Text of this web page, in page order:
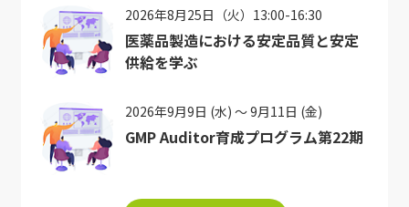
2026年8月25日（火）13:00-16:30
医薬品製造における安定品質と安定
供給を学ぶ
2026年9月9日 (水) ～ 9月11日 (金)
GMP Auditor育成プログラム第22期